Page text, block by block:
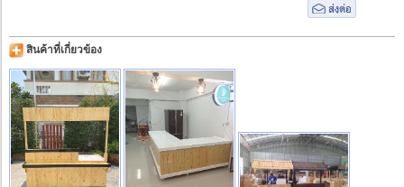
สินค้าที่เกี่ยวข้อง